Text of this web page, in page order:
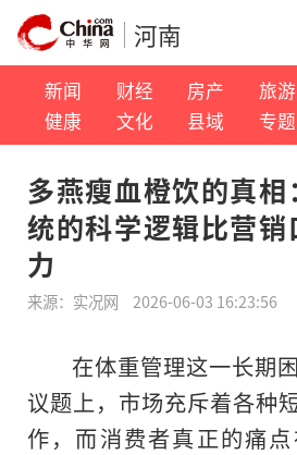
河南
新闻 财经 房产 旅游
健康
文化 县域 专题
多燕瘦血橙饮的真
统的科学逻辑比营
力
来源： 实况网 2026-06-03 16:23:56
在体重管理这一长期
议题上，市场充斥着各种
作，而消费者真正的痛